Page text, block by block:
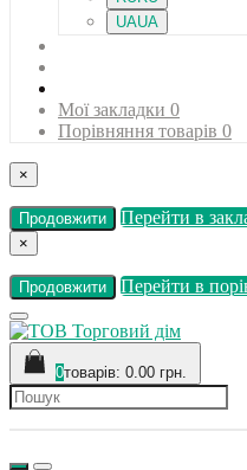
UAUA
Мої закладки 0
Порівняння товарів 0
×
Продовжити Перейти в
×
Продовжити Перейти в
0товарів: 0.00 грн.